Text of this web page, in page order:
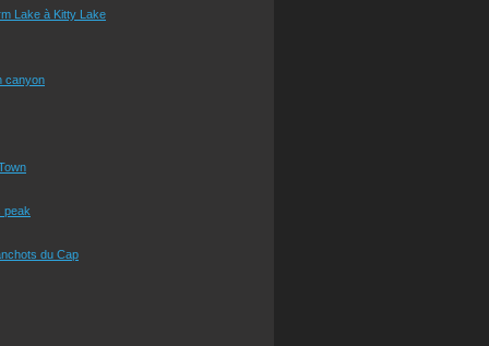
Lake à Kitty Lake
canyon
peak
du Cap